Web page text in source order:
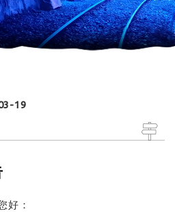
19
好：